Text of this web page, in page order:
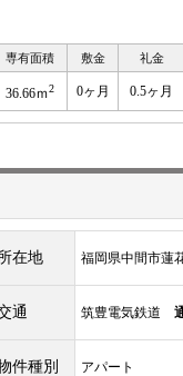
専有面積 敷金 礼金
36.66ｍ2 0ヶ月 0.5ヶ月
在地 福岡県中間市蓮
通 筑豊電気鉄道
件種別 アパート